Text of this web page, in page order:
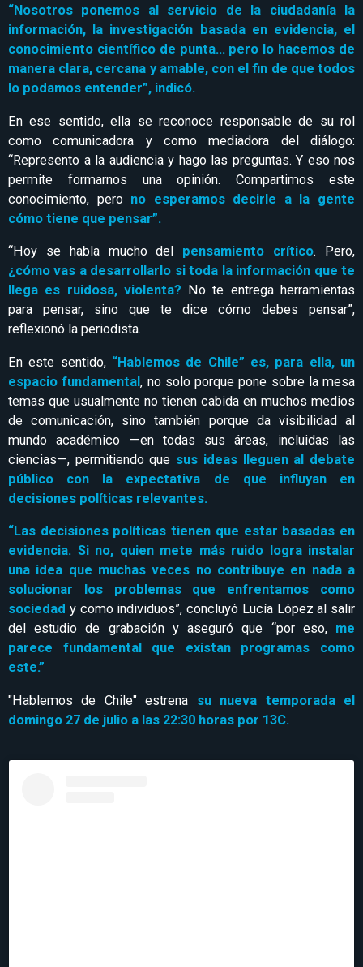
“Nosotros ponemos al servicio de la ciudadanía la
información, la investigación basada en evidencia, el
conocimiento científico de punta… pero lo hacemos de
manera clara, cercana y amable, con el fin de que todos
lo podamos entender”, indicó.
En ese sentido, ella se reconoce responsable de su rol
como comunicadora y como mediadora del diálogo:
“Represento a la audiencia y hago las preguntas. Y eso nos
permite formarnos una opinión. Compartimos este
conocimiento, pero no esperamos decirle a la gente
cómo tiene que pensar”.
“Hoy se habla mucho del pensamiento crítico. Pero,
¿cómo vas a desarrollarlo si toda la información que te
llega es ruidosa, violenta?
No te entrega herramientas
para pensar, sino que te dice cómo debes pensar”,
reflexionó la periodista.
En este sentido, “Hablemos de Chile” es, para ella, un
espacio fundamental, no solo porque pone sobre la mesa
temas que usualmente no tienen cabida en muchos medios
de comunicación, sino también porque da visibilidad al
mundo académico —en todas sus áreas, incluidas las
ciencias—, permitiendo que sus ideas lleguen al debate
público con la expectativa de que influyan en
decisiones políticas relevantes.
“Las decisiones políticas tienen que estar basadas en
evidencia. Si no, quien mete más ruido logra instalar
una idea que muchas veces no contribuye en nada a
solucionar los problemas que enfrentamos como
sociedad y como individuos”, concluyó Lucía López al salir
del estudio de grabación y aseguró que “por eso, me
parece fundamental que existan programas como
este.”
"Hablemos de Chile" estrena su nueva temporada el
domingo 27 de julio a las 22:30 horas por 13C.